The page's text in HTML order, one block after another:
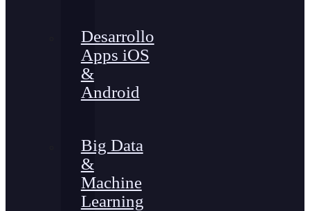
Desarrollo
Apps iOS
&
Android
Big Data
&
Machine
Learning